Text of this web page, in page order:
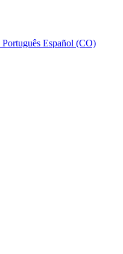
Português Español (CO)